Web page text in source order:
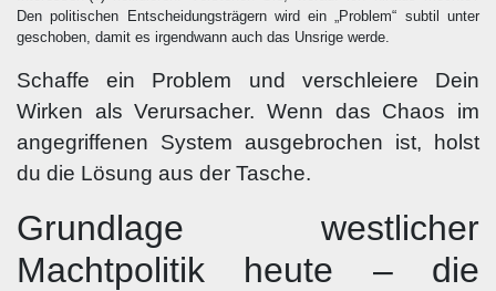
Den politischen Entscheidungsträgern wird ein „Problem“ subtil unter
geschoben, damit es irgendwann auch das Unsrige werde.
Schaffe ein Problem und verschleiere Dein
Wirken als Verursacher. Wenn das Chaos im
angegriffenen System ausgebrochen ist, holst
du die Lösung aus der Tasche.
Grundlage westlicher
Machtpolitik heute – die